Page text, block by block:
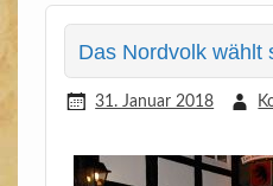
Das Nordvolk wählt
31. Januar 2018